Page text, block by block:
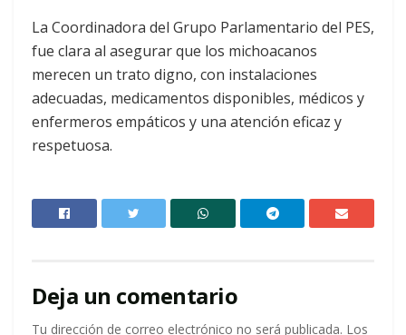
La Coordinadora del Grupo Parlamentario del PES,
fue clara al asegurar que los michoacanos
merecen un trato digno, con instalaciones
adecuadas, medicamentos disponibles, médicos y
enfermeros empáticos y una atención eficaz y
respetuosa.
Deja un comentario
Tu dirección de correo electrónico no será publicada. Los